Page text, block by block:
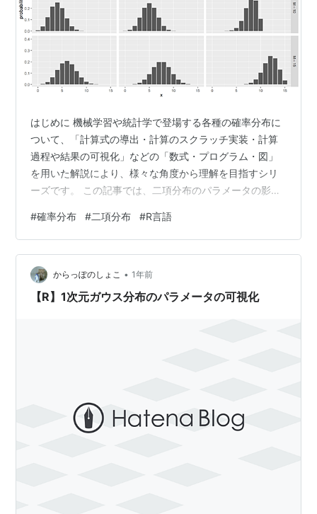
はじめに 機械学習や統計学で登場する各種の確率分布に
ついて、「計算式の導出・計算のスクラッチ実装・計算
過程や結果の可視化」などの「数式・プログラム・図」
を用いた解説により、様々な角度から理解を目指すシリ
ーズです。 この記事では、二項分布のパラメータの影響
www.anarchive-beta.com 【他の内容】
www.anarchive-beta.com 【今回の内容】 はじめに 二
項分布のパラメータの可視化 パラメータの影響 パラメー
タと形状の関係 パラメータと統計量の関係 パラメータと
モーメントの関係 参考文献 おわりに 二項分布のパラメ…
#確率分布 #二項分布 #R言語
からっぽのしょこ • 1年前
【R】1次元ガウス分布のパラメータの可視化